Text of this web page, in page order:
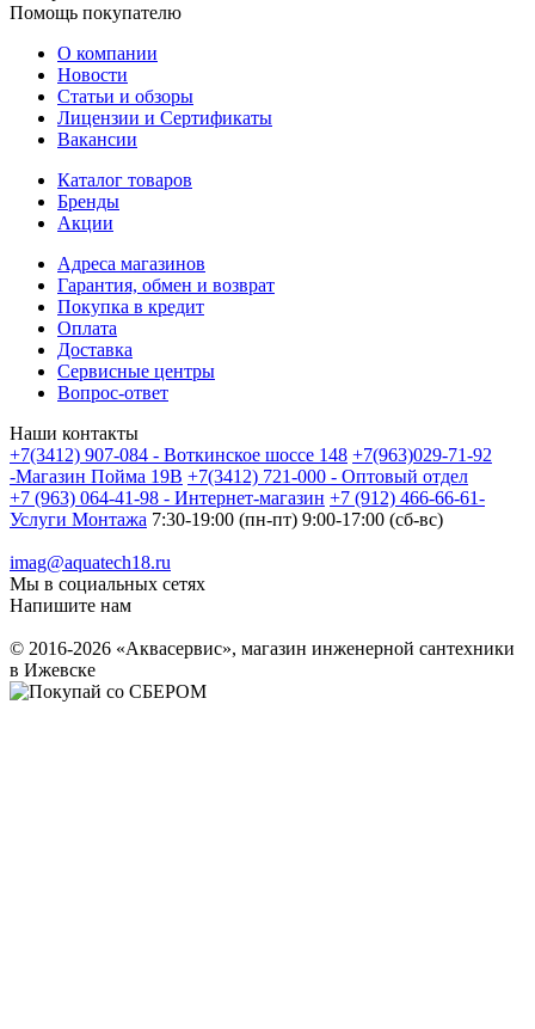
Помощь покупателю
О компании
Новости
Статьи и обзоры
Лицензии и Сертификаты
Вакансии
Каталог товаров
Бренды
Акции
Адреса магазинов
Гарантия, обмен и возврат
Покупка в кредит
Оплата
Доставка
Сервисные центры
Вопрос-ответ
Наши контакты
+7(3412) 907-084 - Воткинское шоссе 148 +7(963)029-71-92
-Магазин Пойма 19В +7(3412) 721-000 - Оптовый отдел
+7 (963) 064-41-98 - Интернет-магазин +7 (912) 466-66-61-
Услуги Монтажа 7:30-19:00 (пн-пт) 9:00-17:00 (сб-вс)
imag@aquatech18.ru
Мы в социальных сетях
Напишите нам
© 2016-2026 «Аквасервис», магазин инженерной сантехники
в Ижевске